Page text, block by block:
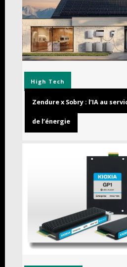
High Tech
Zendure x Sobry : l’IA au
de l’énergie